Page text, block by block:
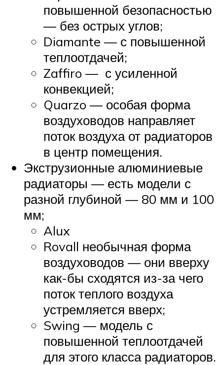
повышенной безопасностью
— без острых углов;
Diamante — с повышенной
теплоотдачей;
Zaffiro — с усиленной
конвекцией;
Quarzo — особая форма
воздуховодов направляет
поток воздуха от радиаторов
в центр помещения.
Экструзионные алюминиевые
радиаторы — есть модели с
разной глубиной — 80 мм и 100
мм;
Alux
Rovall необычная форма
воздуховодов — они вверху
как-бы сходятся из-за чего
поток теплого воздуха
устремляется вверх;
Swing — модель с
повышенной теплоотдачей
для этого класса радиаторов.